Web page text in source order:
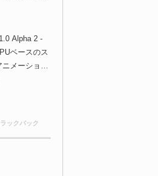
ドするしか
Alpha 2 -
ベースのス
ニメーション
プデート！
ックバック